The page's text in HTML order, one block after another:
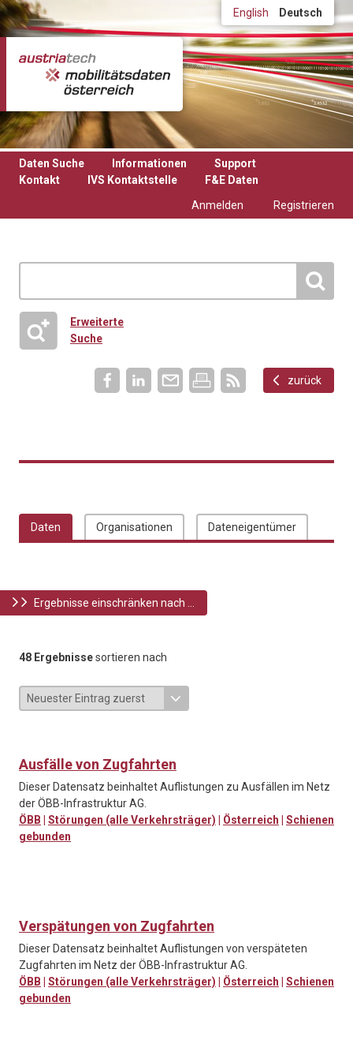
Direkt zum Inhalt English Deutsch
Daten Suche Informationen
Support
Kontakt
IVS Kontaktstelle
F&E Daten
Anmelden
Registrieren
Erweiterte
Suche
zurück
Daten Organisationen Dateneigentümer
Ergebnisse einschränken nach ...
48 Ergebnissesortieren nach
Ausfälle von Zugfahrten
Dieser Datensatz beinhaltet Auflistungen zu Ausfällen im Netz
der ÖBB-Infrastruktur AG.
ÖBB
Störungen (alle Verkehrsträger) Österreich
Schienen
gebunden
Verspätungen von Zugfahrten
Dieser Datensatz beinhaltet Auflistungen von verspäteten
Zugfahrten im Netz der ÖBB-Infrastruktur AG.
ÖBB
Störungen (alle Verkehrsträger) Österreich
Schienen
gebunden